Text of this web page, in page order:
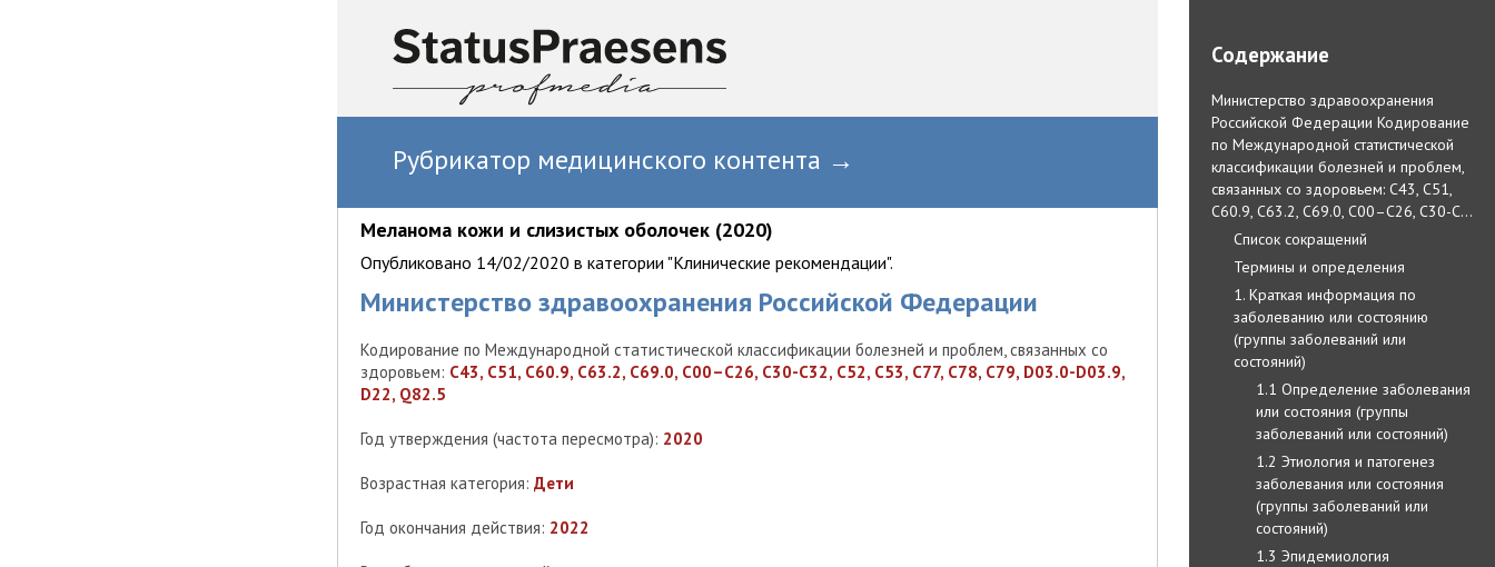
Рубрикатор медицинского контента →
Меланома кожи и слизистых оболочек (2020)
Опубликовано 14/02/2020 в категории "Клинические рекомендации".
Содержание
Министерство здравоохранения
Российской Федерации Кодирование
по Международной статистической
классификации болезней и проблем,
связанных со здоровьем: C43, C51,
C60.9, C63.2, C69.0, C00–C26, C30-C…
Список сокращений
Термины и определения
1. Краткая информация по
заболеванию или состоянию
(группы заболеваний или
состояний)
1.1 Определение заболевания
или состояния (группы
заболеваний или состояний)
1.2 Этиология и патогенез
заболевания или состояния
(группы заболеваний или
состояний)
1.3 Эпидемиология
Министерство здравоохранения Российской Федерации
Кодирование по Международной статистической классификации болезней и проблем, связанных со
здоровьем: C43, C51, C60.9, C63.2, C69.0, C00–C26, C30-C32, C52, C53, C77, C78, C79, D03.0-D03.9,
D22, Q82.5
Год утверждения (частота пересмотра): 2020
Возрастная категория: Дети
Год окончания действия: 2022